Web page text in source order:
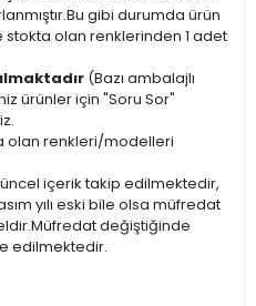
gibi durumda ürün
olan renklerinden 1 adet
(Bazı ambalajlı
ürünler için "Soru Sor"
olan renkleri/modelleri
içerik takip edilmektedir,
yılı eski bile olsa müfredat
değiştiğinde
edilmektedir.